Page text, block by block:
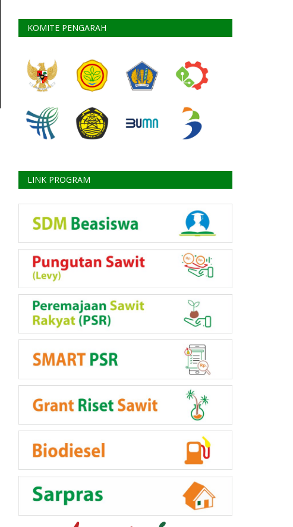
KOMITE PENGARAH
LINK PROGRAM